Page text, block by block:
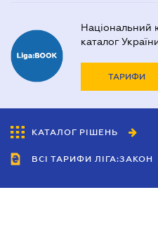
Національний
каталог
ТАРИФИ
КАТАЛОГ РІШЕНЬ
ВСІ ТАРИФИ ЛІГА:ЗАКОН